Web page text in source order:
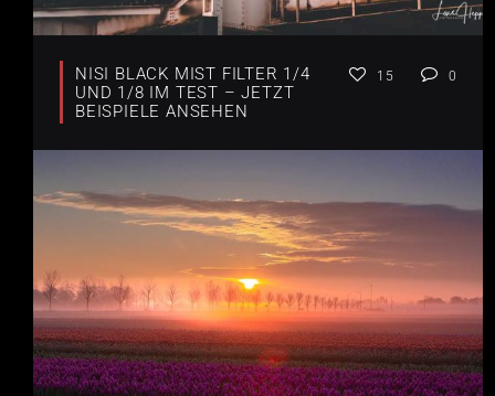
NISI BLACK MIST FILTER 1/4
UND 1/8 IM TEST – JETZT
BEISPIELE ANSEHEN
15 0